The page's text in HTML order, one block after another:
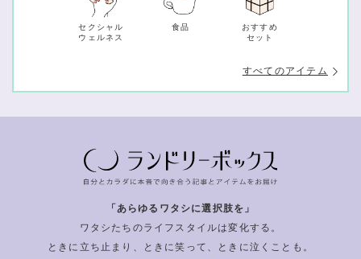
セクシャル
ウェルネス
食品
おすすめ
セット
すべてのアイテム
「あらゆるワタシに選択肢を」
ワタシたちのライフスタイルは変化する。
ときに立ち止まり、ときに笑って、ときに泣くことも。